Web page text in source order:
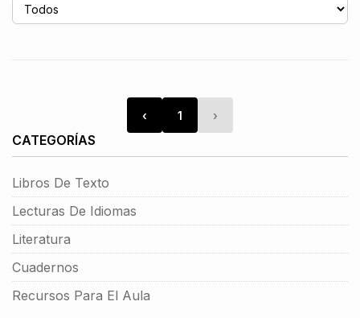
‹ 1 ›
CATEGORÍAS
Libros De Texto
Lecturas De Idiomas
Literatura
Cuadernos
Recursos Para El Aula